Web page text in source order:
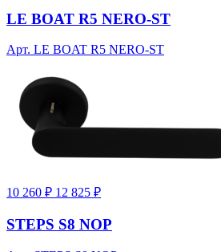
LE BOAT R5 NERO-ST
Арт. LE BOAT R5 NERO-ST
10 260 ₽ 12 825 ₽
STEPS S8 NOP